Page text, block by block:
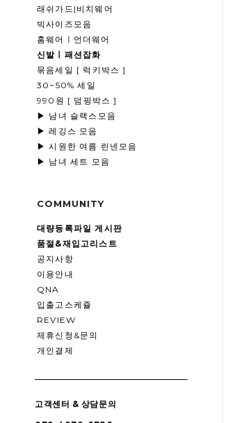
래쉬가드|비치웨어
빅사이즈모음
홈웨어ㅣ언더웨어
신발ㅣ패션잡화
묶음세일 [ 럭키박스 ]
30~50% 세일
990원 [ 덤핑박스 ]
▶ 남녀 슬랙스모음
▶ 레깅스 모음
▶ 시원한 여름 린넨모음
▶ 남녀 세트 모음
COMMUNITY
대량등록파일 게시판
품절&재입고리스트
공지사항
이용안내
QNA
입출고스케쥴
REVIEW
제휴신청&문의
개인결제
고객센터 & 상담문의